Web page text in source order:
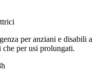
per anziani e disabili a
per usi prolungati.